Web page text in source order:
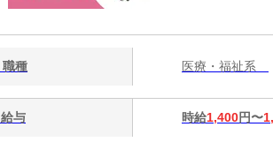
職種 医療・福祉系
給与 時給1,400円〜